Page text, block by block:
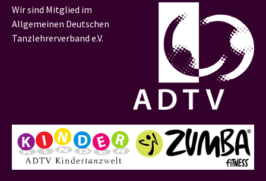
Wir sind Mitglied im
Allgemeinen Deutschen
Tanzlehrerverband e.V.